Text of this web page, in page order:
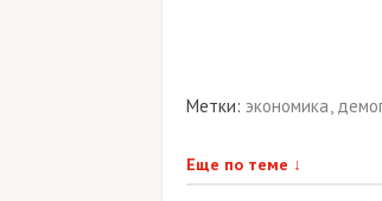
Метки: экономика,
Еще по теме ↓